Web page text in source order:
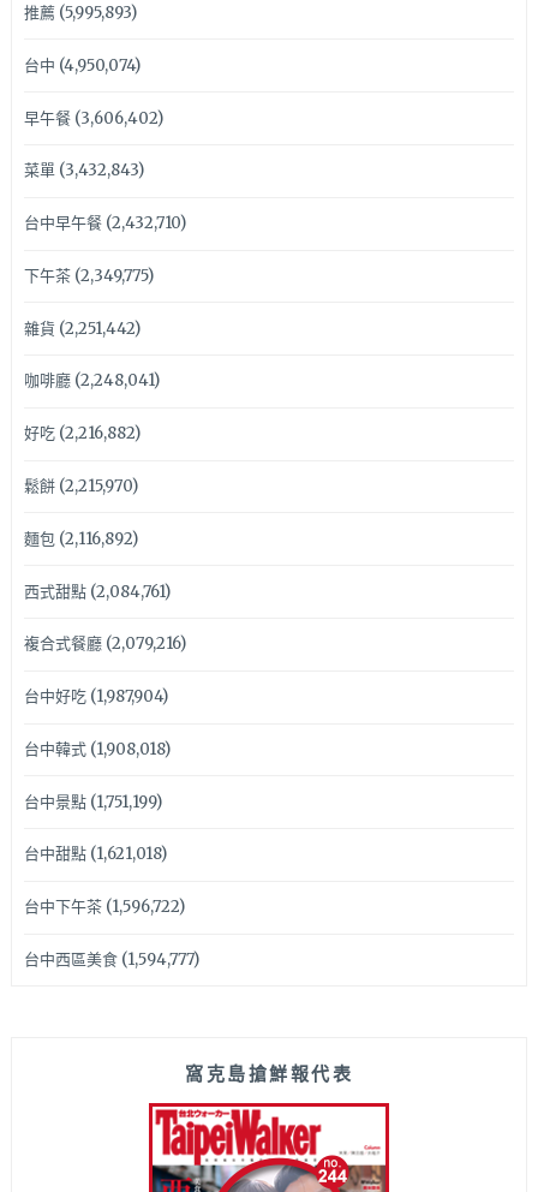
推薦(5,995,893)
台中 (4,950,074)
早午餐(3,606,402)
菜單(3,432,843)
台中早午餐(2,432,710)
下午茶(2,349,775)
雜貨 (2,251,442)
咖啡廳(2,248,041)
好吃(2,216,882)
鬆餅(2,215,970)
麵包(2,116,892)
西式甜點(2,084,761)
複合式餐廳(2,079,216)
台中好吃(1,987,904)
台中韓式(1,908,018)
台中景點(1,751,199)
台中甜點(1,621,018)
台中下午茶(1,596,722)
台中西區美食(1,594,777)
窩克島搶鮮報代表